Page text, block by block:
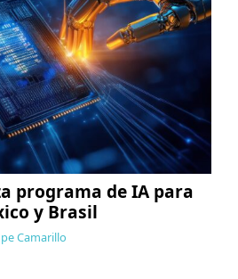
programa de IA para
y Brasil
Camarillo